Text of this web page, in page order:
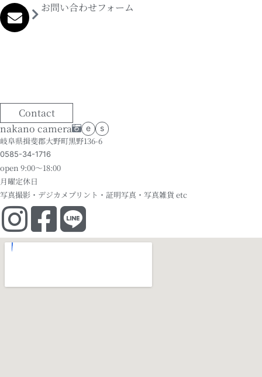
お問い合わせフォーム
Contact
nakano camera
e s
岐阜県揖斐郡大野町黒野136-6
0585-34-1716
open 9:00～18:00
月曜定休日
写真撮影・デジカメプリント・証明写真・写真雑貨 etc